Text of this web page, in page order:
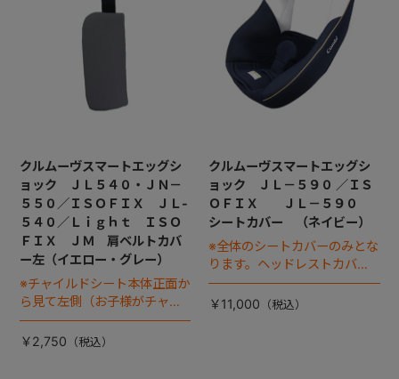
クルムーヴスマートエッグシ
ョック ＪＬ５４０・ＪＮ－
５５０／ＩＳＯＦＩＸ ＪＬ-
５４０／Ｌｉｇｈｔ ＩＳＯ
ＦＩＸ ＪＭ 肩ベルトカバ
ー左（イエロー・グレー）
※チャイルドシート本体正面か
ら見て左側（お子様がチャイ
ルドシートに座った状態で右
手側となります）
￥2,750
クルムーヴスマートエッグシ
ョック ＪＬ－５９０ ／ＩＳ
ＯＦＩＸ ＪＬ－５９０
シートカバー （ネイビー）
※全体のシートカバーのみとな
ります。ヘッドレストカバー
は別売りです。
￥11,000